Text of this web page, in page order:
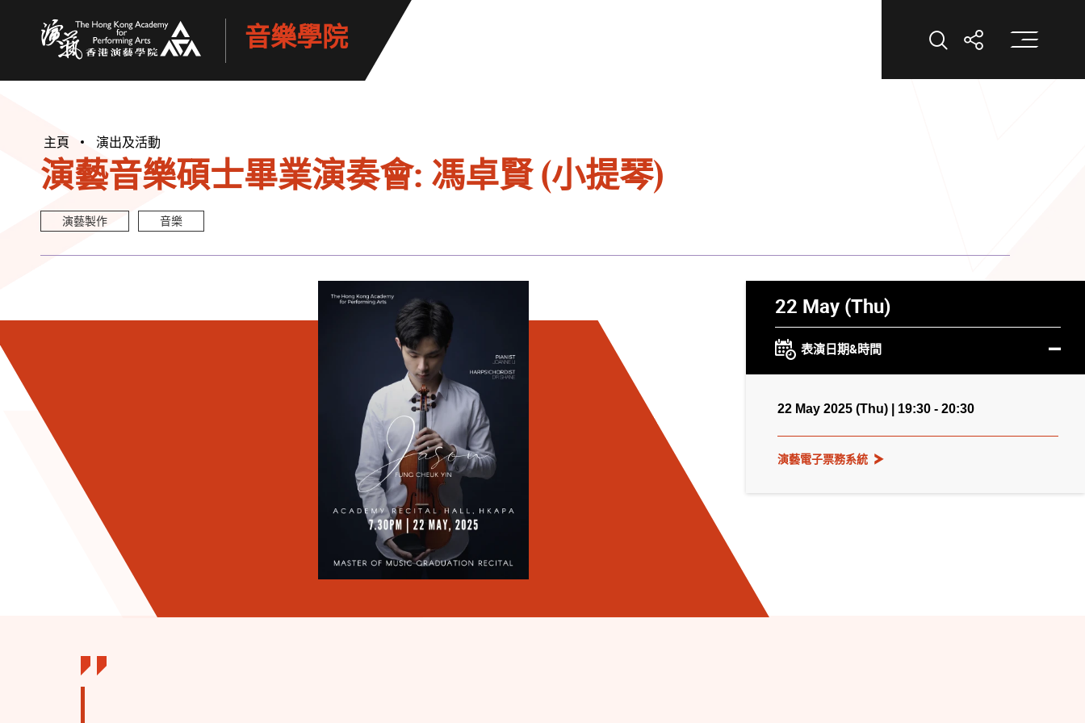
音樂學院 打開搜索打開分享打
主頁 演出及活動
演藝音樂碩士畢業演奏會: 馮卓賢 (小提琴)
演藝製作 音樂
22 May (Thu)
表演日期&時間
22 May 2025 (Thu) | 19:30 - 20:30
演藝電子票務系統